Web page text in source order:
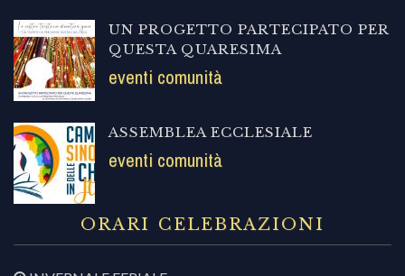
UN PROGETTO PARTECIPATO PER
QUESTA QUARESIMA
eventi comunità
ASSEMBLEA ECCLESIALE
eventi comunità
ORARI CELEBRAZIONI